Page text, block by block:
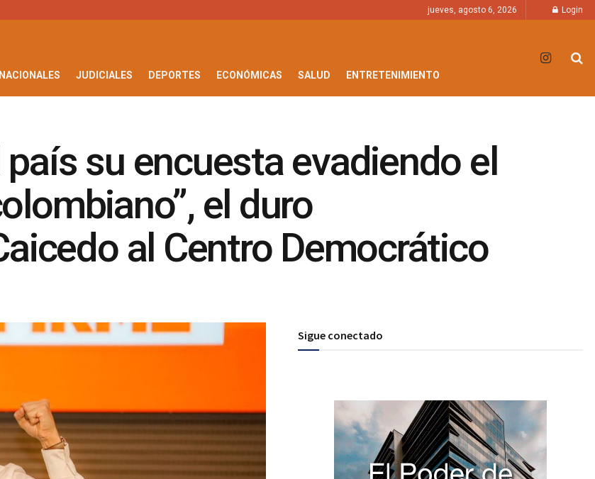
jueves, agosto 6, 2026 Login
JUDICIALES DEPORTES ECONÓMICAS SALUD ENTRETENIMIENTO
su encuesta evadiendo el
el duro
al Centro Democrático
Sigue conectado